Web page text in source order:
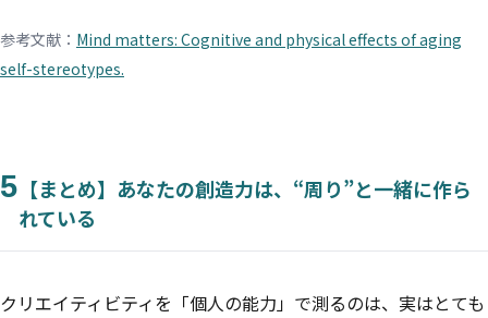
参考文献： Mind matters: Cognitive and physical effects of aging
self-stereotypes.
5 【まとめ】あなたの創造力は、“周り”と一緒に作ら
れている
クリエイティビティを「個人の能力」で測るのは、実はとても